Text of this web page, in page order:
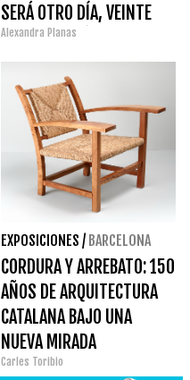
SERÁ OTRO DÍA, VEINTE
AÑOS DESPUÉS
Alexandra Planas
EXPOSICIONES / BARCELONA
CORDURA Y ARREBATO: 150
AÑOS DE ARQUITECTURA
CATALANA BAJO UNA
NUEVA MIRADA
Carles Toribio